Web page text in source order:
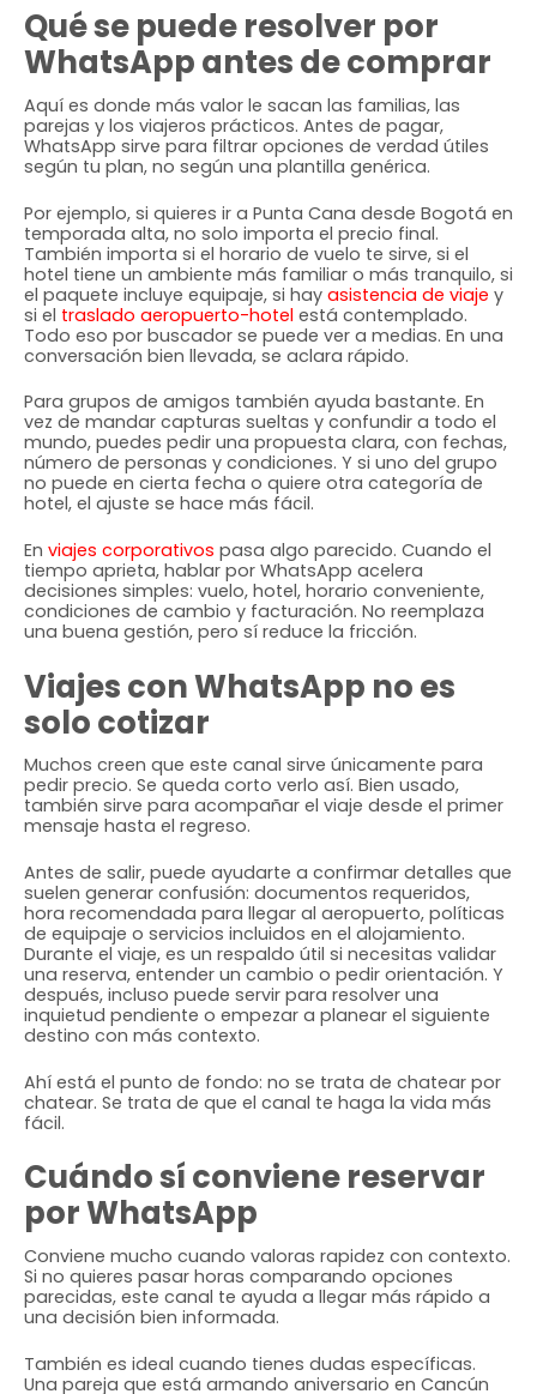
Qué se puede resolver por
WhatsApp antes de comprar
Aquí es donde más valor le sacan las familias, las
parejas y los viajeros prácticos. Antes de pagar,
WhatsApp sirve para filtrar opciones de verdad útiles
según tu plan, no según una plantilla genérica.
Por ejemplo, si quieres ir a Punta Cana desde Bogotá en
temporada alta, no solo importa el precio final.
También importa si el horario de vuelo te sirve, si el
hotel tiene un ambiente más familiar o más tranquilo, si
el paquete incluye equipaje, si hay asistencia de viaje y
si el traslado aeropuerto-hotel está contemplado.
Todo eso por buscador se puede ver a medias. En una
conversación bien llevada, se aclara rápido.
Para grupos de amigos también ayuda bastante. En
vez de mandar capturas sueltas y confundir a todo el
mundo, puedes pedir una propuesta clara, con fechas,
número de personas y condiciones. Y si uno del grupo
no puede en cierta fecha o quiere otra categoría de
hotel, el ajuste se hace más fácil.
En viajes corporativos pasa algo parecido. Cuando el
tiempo aprieta, hablar por WhatsApp acelera
decisiones simples: vuelo, hotel, horario conveniente,
condiciones de cambio y facturación. No reemplaza
una buena gestión, pero sí reduce la fricción.
Viajes con WhatsApp no es
solo cotizar
Muchos creen que este canal sirve únicamente para
pedir precio. Se queda corto verlo así. Bien usado,
también sirve para acompañar el viaje desde el primer
mensaje hasta el regreso.
Antes de salir, puede ayudarte a confirmar detalles que
suelen generar confusión: documentos requeridos,
hora recomendada para llegar al aeropuerto, políticas
de equipaje o servicios incluidos en el alojamiento.
Durante el viaje, es un respaldo útil si necesitas validar
una reserva, entender un cambio o pedir orientación. Y
después, incluso puede servir para resolver una
inquietud pendiente o empezar a planear el siguiente
destino con más contexto.
Ahí está el punto de fondo: no se trata de chatear por
chatear. Se trata de que el canal te haga la vida más
fácil.
Cuándo sí conviene reservar
por WhatsApp
Conviene mucho cuando valoras rapidez con contexto.
Si no quieres pasar horas comparando opciones
parecidas, este canal te ayuda a llegar más rápido a
una decisión bien informada.
También es ideal cuando tienes dudas específicas.
Una pareja que está armando aniversario en Cancún